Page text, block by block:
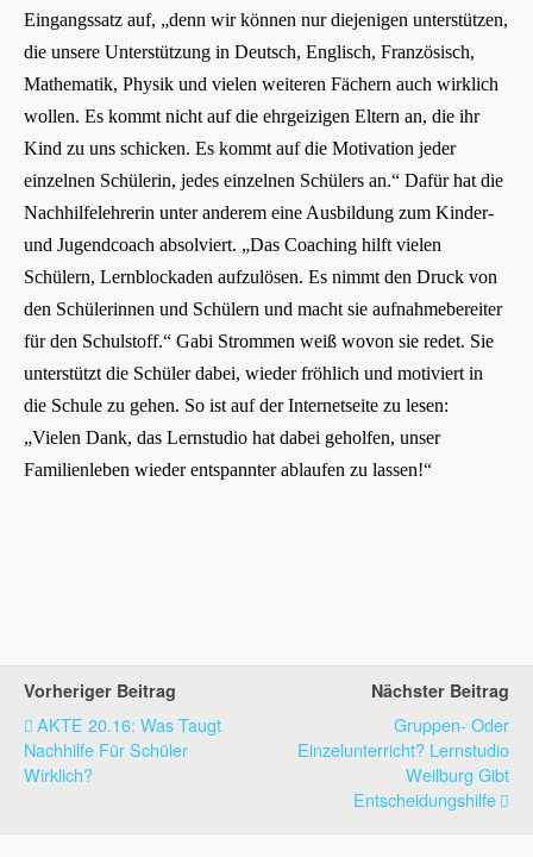
Eingangssatz auf, „denn wir können nur diejenigen unterstützen,
die unsere Unterstützung in Deutsch, Englisch, Französisch,
Mathematik, Physik und vielen weiteren Fächern auch wirklich
wollen. Es kommt nicht auf die ehrgeizigen Eltern an, die ihr
Kind zu uns schicken. Es kommt auf die Motivation jeder
einzelnen Schülerin, jedes einzelnen Schülers an.“ Dafür hat die
Nachhilfelehrerin unter anderem eine Ausbildung zum Kinder-
und Jugendcoach absolviert. „Das Coaching hilft vielen
Schülern, Lernblockaden aufzulösen. Es nimmt den Druck von
den Schülerinnen und Schülern und macht sie aufnahmebereiter
für den Schulstoff.“ Gabi Strommen weiß wovon sie redet. Sie
unterstützt die Schüler dabei, wieder fröhlich und motiviert in
die Schule zu gehen. So ist auf der Internetseite zu lesen:
„Vielen Dank, das Lernstudio hat dabei geholfen, unser
Familienleben wieder entspannter ablaufen zu lassen!“
Vorheriger Beitrag
AKTE 20.16: Was Taugt
Nachhilfe Für Schüler
Wirklich?
Nächster Beitrag
Gruppen- Oder
Einzelunterricht? Lernstudio
Weilburg Gibt
Entscheidungshilfe